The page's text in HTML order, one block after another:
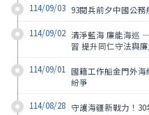
114/09/03 93閱兵前夕中國公
114/09/02 清淨藍海 廉能海巡
習 提升同仁守法與
114/09/01
國籍工作船金門外
紛爭
114/08/28 守護海疆新戰力！